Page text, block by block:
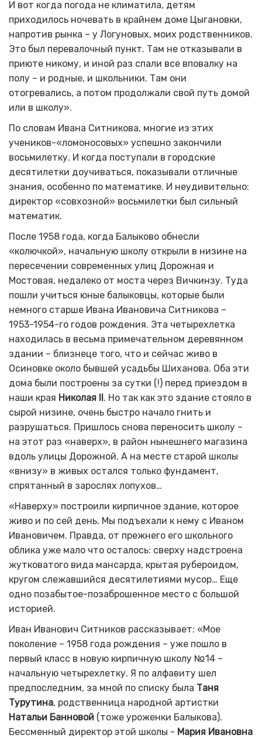
И вот когда погода не климатила, детям
приходилось ночевать в крайнем доме Цыгановки,
напротив рынка – у Логуновых, моих родственников.
Это был перевалочный пункт. Там не отказывали в
приюте никому, и иной раз спали все вповалку на
полу – и родные, и школьники. Там они
отогревались, а потом продолжали свой путь домой
или в школу».
По словам Ивана Ситникова, многие из этих
учеников-«ломоносовых» успешно закончили
восьмилетку. И когда поступали в городские
десятилетки доучиваться, показывали отличные
знания, особенно по математике. И неудивительно:
директор «совхозной» восьмилетки был сильный
математик.
После 1958 года, когда Балыково обнесли
«колючкой», начальную школу открыли в низине на
пересечении современных улиц Дорожная и
Мостовая, недалеко от моста через Вичкинзу. Туда
пошли учиться юные балыковцы, которые были
немного старше Ивана Ивановича Ситникова –
1953-1954-го годов рождения. Эта четырехлетка
находилась в весьма примечательном деревянном
здании – близнеце того, что и сейчас живо в
Осиновке около бывшей усадьбы Шиханова. Оба эти
дома были построены за сутки (!) перед приездом в
наши края Николая II. Но так как это здание стояло в
сырой низине, очень быстро начало гнить и
разрушаться. Пришлось снова переносить школу –
на этот раз «наверх», в район нынешнего магазина
вдоль улицы Дорожной. А на месте старой школы
«внизу» в живых остался только фундамент,
спрятанный в зарослях лопухов…
«Наверху» построили кирпичное здание, которое
живо и по сей день. Мы подъехали к нему с Иваном
Ивановичем. Правда, от прежнего его школьного
облика уже мало что осталось: сверху надстроена
жутковатого вида мансарда, крытая рубероидом,
кругом слежавшийся десятилетиями мусор… Еще
одно позабытое-позаброшенное место с большой
историей.
Иван Иванович Ситников рассказывает: «Мое
поколение – 1958 года рождения – уже пошло в
первый класс в новую кирпичную школу №14 –
начальную четырехлетку. Я по алфавиту шел
предпоследним, за мной по списку была Таня
Турутина, родственница народной артистки
Натальи Банновой (тоже уроженки Балыкова).
Бессменный директор этой школы - Мария Ивановна